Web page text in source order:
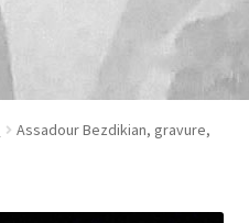
Assadour Bezdikian, gravure,